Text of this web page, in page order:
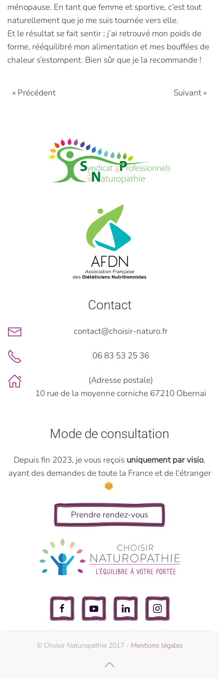
ménopause. En tant que femme et sportive, c’est tout
naturellement que je me suis tournée vers elle.
Et le résultat se fait sentir ; j’ai retrouvé mon poids de
forme, rééquilibré mon alimentation et mes bouffées de
chaleur s’estompent. Bien sûr que je la recommande !
« Précédent Suivant »
Contact
contact@choisir-naturo.fr
06 83 53 25 36
(Adresse postale)
10 rue de la moyenne corniche 67210 Obernai
Mode de consultation
Depuis fin 2023, je vous reçois uniquement par visio,
ayant des demandes de toute la France et de l'étranger
Prendre rendez-vous
© Choisir Naturopathie 2017 - Mentions légales